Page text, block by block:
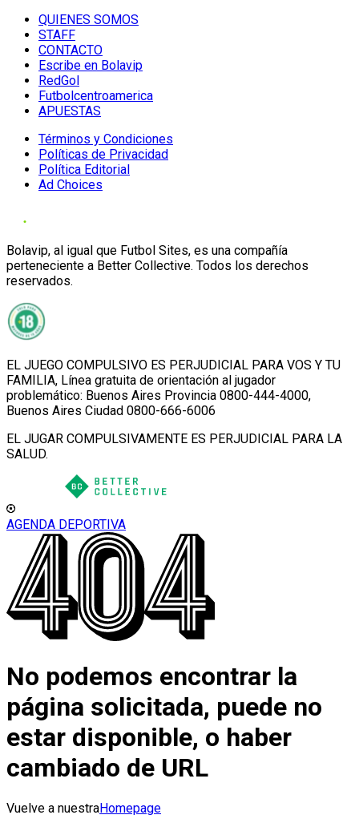
QUIENES SOMOS
STAFF
CONTACTO
Escribe en Bolavip
RedGol
Futbolcentroamerica
APUESTAS
Términos y Condiciones
Políticas de Privacidad
Política Editorial
Ad Choices
Bolavip, al igual que Futbol Sites, es una compañía
perteneciente a Better Collective. Todos los derechos
reservados.
EL JUEGO COMPULSIVO ES PERJUDICIAL PARA VOS Y TU
FAMILIA, Línea gratuita de orientación al jugador
problemático: Buenos Aires Provincia 0800-444-4000,
Buenos Aires Ciudad 0800-666-6006
EL JUGAR COMPULSIVAMENTE ES PERJUDICIAL PARA LA
SALUD.
AGENDA DEPORTIVA
No podemos encontrar la
página solicitada, puede no
estar disponible, o haber
cambiado de URL
Vuelve a nuestraHomepage